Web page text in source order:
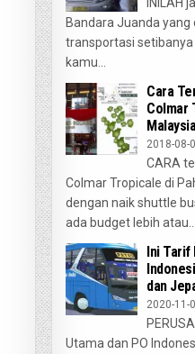
Bandara Juanda
transportasi setibanya
kamu...
Cara
Colmar
2018-08-
CARA
Colmar Tropicale di
dengan naik shuttle
ada budget lebih atau...
Ini Tarif
dan
2020-11-
Utama dan PO